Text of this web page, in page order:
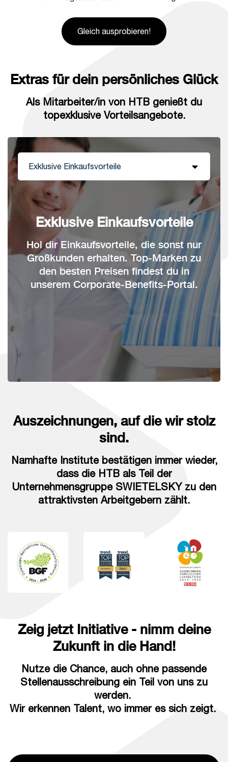
Gleich ausprobieren!
Extras für dein persönliches Glück
Als Mitarbeiter/in von HTB genießt du
topexklusive Vorteilsangebote.
Exklusive Einkaufsvorteile
Hol dir Einkaufsvorteile, die sonst nur
Großkunden erhalten. Top-Marken zu
den besten Preisen findest du in
unserem Corporate-Benefits-Portal.
Auszeichnungen, auf die wir stolz
sind.
Namhafte Institute bestätigen immer wieder,
dass die HTB als Teil der
Unternehmensgruppe SWIETELSKY zu den
attraktivsten Arbeitgebern zählt.
Zeig jetzt Initiative - nimm deine
Zukunft in die Hand!
Nutze die Chance, auch ohne passende
Stellenausschreibung ein Teil von uns zu
werden.
Wir erkennen Talent, wo immer es sich zeigt.